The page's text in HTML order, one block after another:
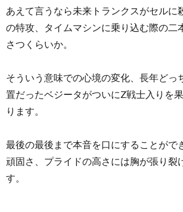
あえて言うなら未来トランクスがセルに
の特攻、タイムマシンに乗り込む際の二
さつくらいか。
そういう意味での心境の変化、長年どっ
置だったベジータがついにZ戦士入りを
ります。
最後の最後まで本音を口にすることがで
頑固さ、プライドの高さには胸が張り裂
す。